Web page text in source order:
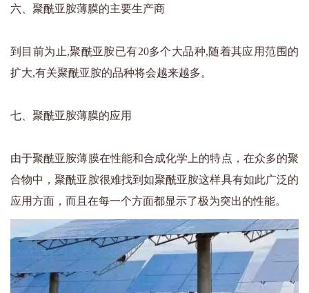
六、聚酰亚胺薄膜的主要生产商
到目前为止,聚酰亚胺已有20多个大品种,随着其应用范围的
扩大,有关聚酰亚胺的品种将会越来越多。
七、聚酰亚胺薄膜的应用
由于聚酰亚胺薄膜在性能和合成化学上的特点，在众多的聚
合物中，聚酰亚胺很难找到如聚酰亚胺这样具有如此广泛的
应用方面，而且在每一个方面都显示了极为突出的性能。